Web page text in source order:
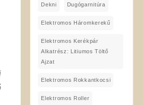
Dekni Dugógarnitúra
Elektromos Háromkerekű
Elektromos Kerékpár
Alkatrész: Litiumos Töltő
Ajzat
Elektromos Rokkantkocsi
Elektromos Roller